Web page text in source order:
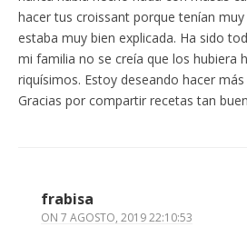
hacer tus croissant porque tenían
estaba muy bien explicada. Ha sido
mi familia no se creía que los hubiera
riquísimos. Estoy deseando hacer
Gracias por compartir recetas tan
frabisa
ON 7 AGOSTO, 2019 22:10:53